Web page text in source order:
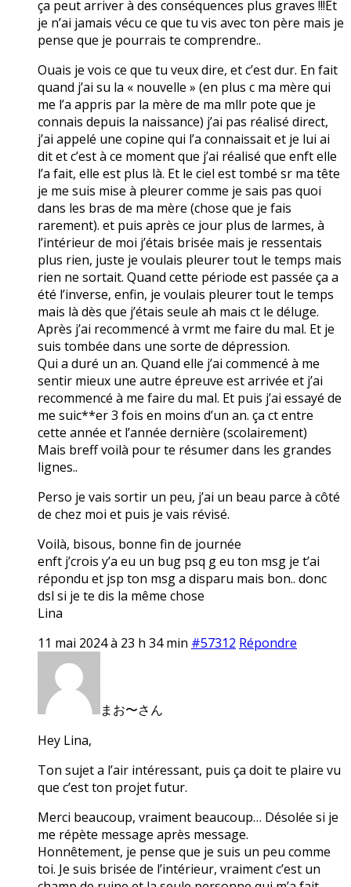
ça peut arriver à des conséquences plus graves !!!Et
je n’ai jamais vécu ce que tu vis avec ton père mais je
pense que je pourrais te comprendre..
Ouais je vois ce que tu veux dire, et c’est dur. En fait
quand j’ai su la « nouvelle » (en plus c ma mère qui
me l’a appris par la mère de ma mllr pote que je
connais depuis la naissance) j’ai pas réalisé direct,
j’ai appelé une copine qui l’a connaissait et je lui ai
dit et c’est à ce moment que j’ai réalisé que enft elle
l’a fait, elle est plus là. Et le ciel est tombé sr ma tête
je me suis mise à pleurer comme je sais pas quoi
dans les bras de ma mère (chose que je fais
rarement). et puis après ce jour plus de larmes, à
l’intérieur de moi j’étais brisée mais je ressentais
plus rien, juste je voulais pleurer tout le temps mais
rien ne sortait. Quand cette période est passée ça a
été l’inverse, enfin, je voulais pleurer tout le temps
mais là dès que j’étais seule ah mais ct le déluge.
Après j’ai recommencé à vrmt me faire du mal. Et je
suis tombée dans une sorte de dépression.
Qui a duré un an. Quand elle j’ai commencé à me
sentir mieux une autre épreuve est arrivée et j’ai
recommencé à me faire du mal. Et puis j’ai essayé de
me suic**er 3 fois en moins d’un an. ça ct entre
cette année et l’année dernière (scolairement)
Mais breff voilà pour te résumer dans les grandes
lignes..
Perso je vais sortir un peu, j’ai un beau parce à côté
de chez moi et puis je vais révisé.
Voilà, bisous, bonne fin de journée
enft j’crois y’a eu un bug psq g eu ton msg je t’ai
répondu et jsp ton msg a disparu mais bon.. donc
dsl si je te dis la même chose
Lina
11 mai 2024 à 23 h 34 min #57312 Répondre
まお〜さん
Hey Lina,
Ton sujet a l’air intéressant, puis ça doit te plaire vu
que c’est ton projet futur.
Merci beaucoup, vraiment beaucoup… Désolée si je
me répète message après message.
Honnêtement, je pense que je suis un peu comme
toi. Je suis brisée de l’intérieur, vraiment c’est un